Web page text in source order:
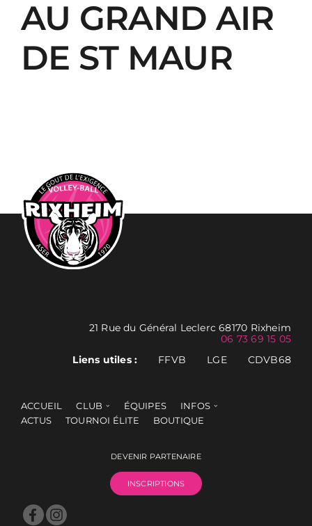
AU GRAND AIR
DE ST MAUR
21 Rue du Général Leclerc 68170 Rixheim
06 73 69 15 05
Liens utiles :
FFVB LGE CDVB68
ACCUEIL CLUB ÉQUIPES
INFOS
ACTUS
TOURNOI ÉLITE BOUTIQUE
DEVENIR PARTENAIRE
INSCRIPTIONS